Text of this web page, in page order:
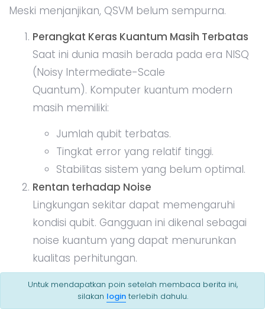
Meski menjanjikan, QSVM belum sempurna.
Perangkat Keras Kuantum Masih Terbatas
Saat ini dunia masih berada pada era NISQ
(Noisy Intermediate-Scale
Quantum). Komputer kuantum modern
masih memiliki:
Jumlah qubit terbatas.
Tingkat error yang relatif tinggi.
Stabilitas sistem yang belum optimal.
Rentan terhadap Noise
Lingkungan sekitar dapat memengaruhi
kondisi qubit. Gangguan ini dikenal sebagai
noise kuantum yang dapat menurunkan
kualitas perhitungan.
Masalah Decoherence
Qubit sangat mudah kehilangan informasi
Untuk mendapatkan poin setelah membaca berita ini,
silakan loginterlebih dahulu.